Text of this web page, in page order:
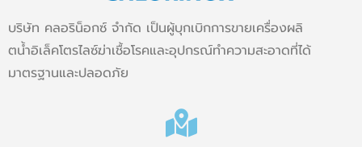
บริษัท คลอริน็อกซ์ จำกัด เป็นผู้บุกเบิกการขายเครื่องผลิ
ตน้ำอิเล็คโตรไลซ์ฆ่าเชื้อโรคและอุปกรณ์ทำความสะอาดที่ได้
มาตรฐานและปลอดภัย